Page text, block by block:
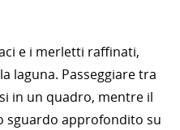
e i merletti raffinati,
laguna. Passeggiare tra
in un quadro, mentre il
sguardo approfondito su